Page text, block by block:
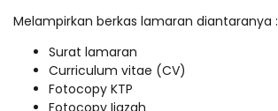
Melampirkan berkas lamaran diantaranya :
Surat lamaran
Curriculum vitae (CV)
Fotocopy KTP
Fotocopy Ijazah